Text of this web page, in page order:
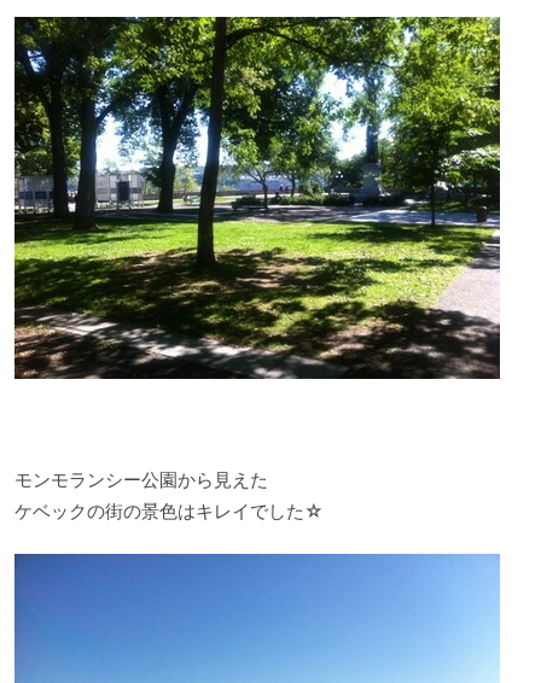
モンモランシー公園から見えた
ケベックの街の景色はキレイでした☆